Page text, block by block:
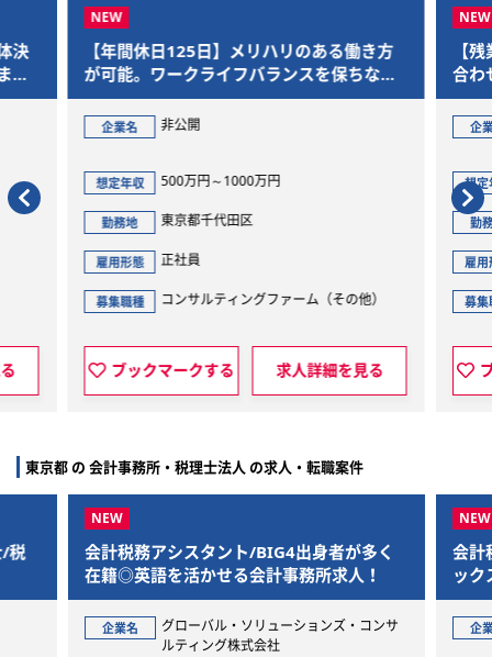
【年間休日125日】メリハリのある働き方
が可能。ワークライフバランスを保ちなが
ら、M&Aを通じた社会的意義の大きいプロ
ジェクトに参画できます
企業名 非公開
想定年収 500万円～1000万円
勤務地 東京都千代田区
雇用形態 正社員
募集職種 コンサルティングファーム（その他）
ブックマークする 求人詳細を見る
【残
合わ
であな
企業名
想定年
勤務地
雇用形
募集職
ブ
東京都 の 会計事務所・税理士法人 の求人・転職案件
/税
会計税務アシスタント/BIG4出身者が多く
在籍◎英語を活かせる会計事務所求人！
企業名
グローバル・ソリューションズ・コンサ
ルティング株式会社
会計
ッ
企